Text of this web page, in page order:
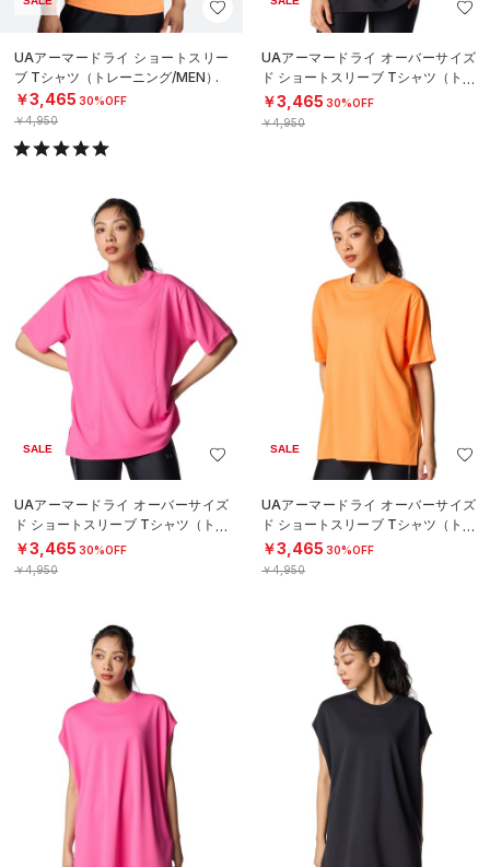
UAアーマードライ ショートスリー
ブ Tシャツ（トレーニング/MEN）
￥3,465 30%OFF
￥4,950
UAアーマードライ オーバーサイズ
ド ショートスリーブ Tシャツ（トレ
ーニング/WOMEN）
￥3,465 30%OFF
￥4,950
SALE
UAアーマードライ オーバーサイズ
ド ショートスリーブ Tシャツ（トレ
ーニング/WOMEN）
￥3,465 30%OFF
￥4,950
SALE
UAアーマードライ オーバーサイズ
ド ショートスリーブ Tシャツ（トレ
ーニング/WOMEN）
￥3,465 30%OFF
￥4,950